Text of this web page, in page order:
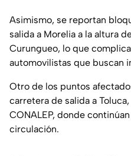
Asimismo, se reportan
salida a Morelia a la altura
Curungueo, lo que
automovilistas que buscan
Otro de los puntos
carretera de salida a
CONALEP, donde
circulación.